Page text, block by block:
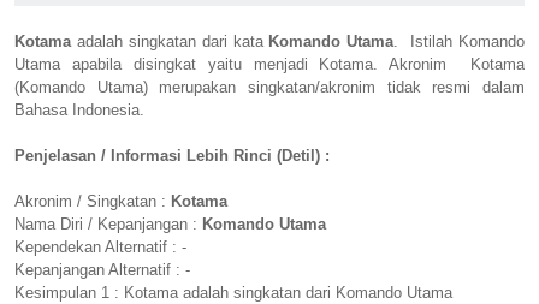
Kotamaadalah singkatan dari kata Komando Utama. Istilah Komando
Utama apabila disingkat yaitu menjadi Kotama. Akronim Kotama
(Komando Utama) merupakan singkatan/akronim tidak resmi dalam
Bahasa Indonesia.
Penjelasan / Informasi Lebih Rinci (Detil) :
Akronim / Singkatan : Kotama
Nama Diri / Kepanjangan : Komando Utama
Kependekan Alternatif : -
Kepanjangan Alternatif : -
Kesimpulan 1 : Kotama adalah singkatan dari Komando Utama